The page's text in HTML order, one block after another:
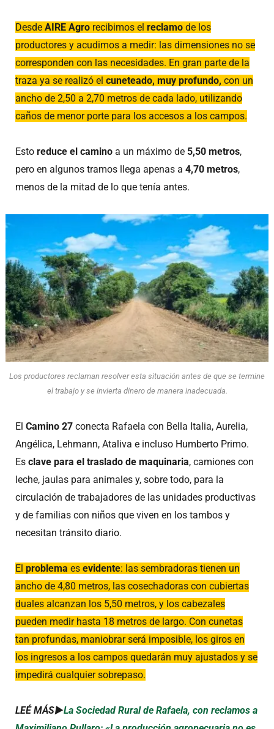
Desde AIRE Agro recibimos el reclamo de los
productores y acudimos a medir: las dimensiones no se
corresponden con las necesidades. En gran parte de la
traza ya se realizó el cuneteado, muy profundo, con un
ancho de 2,50 a 2,70 metros de cada lado, utilizando
caños de menor porte para los accesos a los campos.
Esto reduce el camino a un máximo de 5,50 metros,
pero en algunos tramos llega apenas a 4,70 metros,
menos de la mitad de lo que tenía antes.
Los productores reclaman resolver esta situación antes de que se termine
el trabajo y se invierta dinero de manera inadecuada.
El Camino 27 conecta Rafaela con Bella Italia, Aurelia,
Angélica, Lehmann, Ataliva e incluso Humberto Primo.
Es clave para el traslado de maquinaria, camiones con
leche, jaulas para animales y, sobre todo, para la
circulación de trabajadores de las unidades productivas
y de familias con niños que viven en los tambos y
necesitan tránsito diario.
El problema es evidente: las sembradoras tienen un
ancho de 4,80 metros, las cosechadoras con cubiertas
duales alcanzan los 5,50 metros, y los cabezales
pueden medir hasta 18 metros de largo. Con cunetas
tan profundas, maniobrar será imposible, los giros en
los ingresos a los campos quedarán muy ajustados y se
impedirá cualquier sobrepaso.
LEÉ MÁS►La Sociedad Rural de Rafaela, con reclamos a